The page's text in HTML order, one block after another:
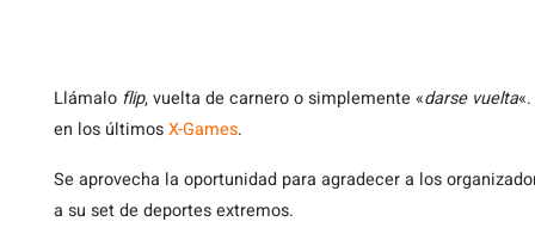
Llámalo flip, vuelta de carnero o simplemente «darse vuelta
en los últimosX-Games.
Se aprovecha la oportunidad para agradecer a los
a su set de deportes extremos.